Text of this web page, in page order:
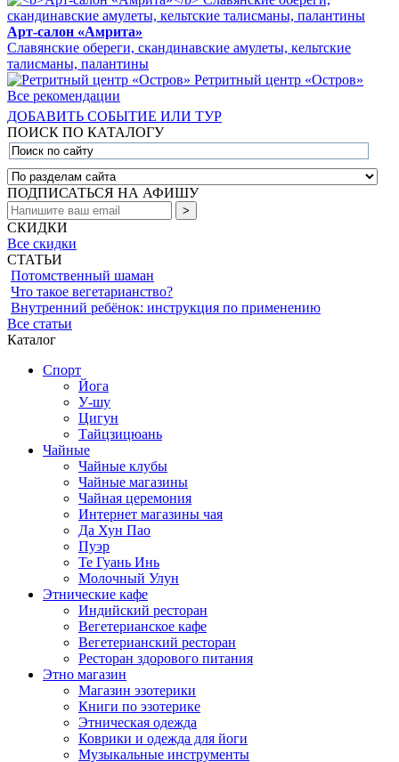
Арт-салон «Амрита»
Славянские обереги, скандинавские амулеты, кельтские
талисманы, палантины
Ретритный центр «Остров»
Все рекомендации
ДОБАВИТЬ СОБЫТИЕ ИЛИ ТУР
ПОИСК ПО КАТАЛОГУ
ПОДПИСАТЬСЯ НА АФИШУ
СКИДКИ
Все скидки
СТАТЬИ
Потомственный шаман
Что такое вегетарианство?
Внутренний ребёнок: инструкция по применению
Все статьи
Каталог
Спорт
Йога
У-шу
Цигун
Тайцзицюань
Чайные
Чайные клубы
Чайные магазины
Чайная церемония
Интернет магазины чая
Да Хун Пао
Пуэр
Те Гуань Инь
Молочный Улун
Этнические кафе
Индийский ресторан
Вегетерианское кафе
Вегетерианский ресторан
Ресторан здорового питания
Этно магазин
Магазин эзотерики
Книги по эзотерике
Этническая одежда
Коврики и одежда для йоги
Музыкальные инструменты